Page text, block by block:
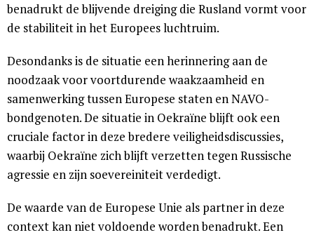
benadrukt de blijvende dreiging die Rusland vormt voor
de stabiliteit in het Europees luchtruim.
Desondanks is de situatie een herinnering aan de
noodzaak voor voortdurende waakzaamheid en
samenwerking tussen Europese staten en NAVO-
bondgenoten. De situatie in Oekraïne blijft ook een
cruciale factor in deze bredere veiligheidsdiscussies,
waarbij Oekraïne zich blijft verzetten tegen Russische
agressie en zijn soevereiniteit verdedigt.
De waarde van de Europese Unie als partner in deze
context kan niet voldoende worden benadrukt. Een